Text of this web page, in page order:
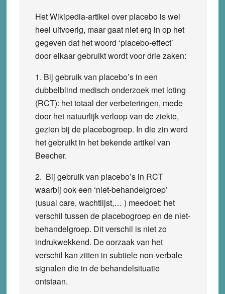
Het Wikipedia-artikel over placebo is wel
heel uitvoerig, maar gaat niet erg in op het
gegeven dat het woord ‘placebo-effect’
door elkaar gebruikt wordt voor drie zaken:
1. Bij gebruik van placebo’s in een
dubbelblind medisch onderzoek met loting
(RCT): het totaal der verbeteringen, mede
door het natuurlijk verloop van de ziekte,
gezien bij de placebogroep. In die zin werd
het gebruikt in het bekende artikel van
Beecher.
2. Bij gebruik van placebo’s in RCT
waarbij ook een ‘niet-behandelgroep’
(usual care, wachtlijst,… ) meedoet: het
verschil tussen de placebogroep en de niet-
behandelgroep. Dit verschil is niet zo
indrukwekkend. De oorzaak van het
verschil kan zitten in subtiele non-verbale
signalen die in de behandelsituatie
ontstaan.